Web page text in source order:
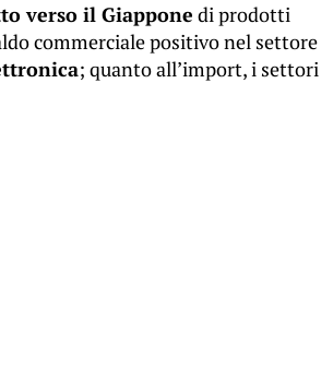
verso il Giappone di prodotti
commerciale positivo nel settore
; quanto all’import, i settori